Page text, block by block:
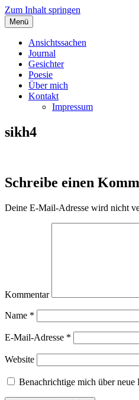
Zum Inhalt springen
Angelas Ansichtssachen
Menü
Ansichtssachen
Journal
Gesichter
Poesie
Über mich
Kontakt
Impressum
sikh4
Schreibe einen
Deine E-Mail-Adresse wird nicht
Kommentar
Name *
E-Mail-Adresse *
Website
Benachrichtige mich über